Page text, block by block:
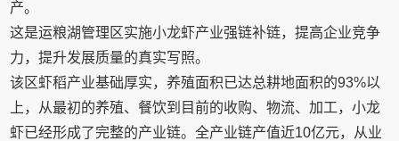
产。
这是运粮湖管理区实施小龙虾产业强链补链，提高企业竞争
力，提升发展质量的真实写照。
该区虾稻产业基础厚实，养殖面积已达总耕地面积的93%以
上，从最初的养殖、餐饮到目前的收购、物流、加工，小龙
虾已经形成了完整的产业链。全产业链产值近10亿元，从业